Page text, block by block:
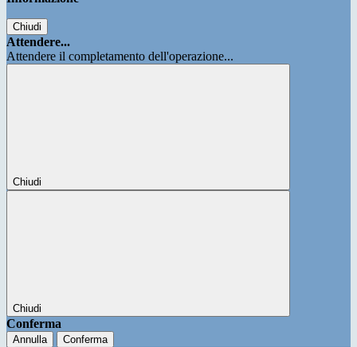
Chiudi
Attendere...
Attendere il completamento dell'operazione...
Chiudi
Chiudi
Conferma
Annulla Conferma